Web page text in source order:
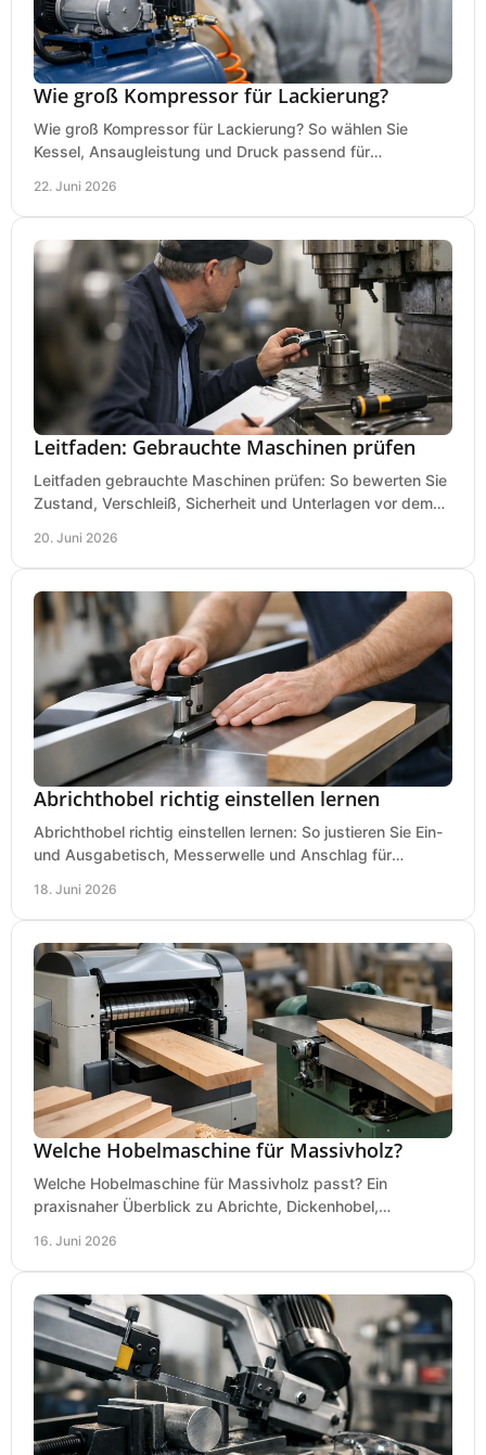
Wie groß Kompressor für Lackierung?
Wie groß Kompressor für Lackierung? So wählen Sie
Kessel, Ansaugleistung und Druck passend für
22. Juni 2026
Leitfaden: Gebrauchte Maschinen prüfen
Leitfaden gebrauchte Maschinen prüfen: So bewerten Sie
Zustand, Verschleiß, Sicherheit und Unterlagen vor dem
20. Juni 2026
Abrichthobel richtig einstellen lernen
Abrichthobel richtig einstellen lernen: So justieren Sie Ein-
und Ausgabetisch, Messerwelle und Anschlag für
18. Juni 2026
Welche Hobelmaschine für Massivholz?
Welche Hobelmaschine für Massivholz passt? Ein
praxisnaher Überblick zu Abrichte, Dickenhobel,
16. Juni 2026